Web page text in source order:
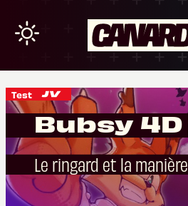
Test
Bubsy 4D
Le ringard et la manière